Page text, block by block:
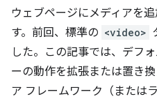
ウェブページにメディアを
す。前回、標準の <video>
した。この記事では、デフ
ーの動作を拡張または置き
ア フレームワーク（または